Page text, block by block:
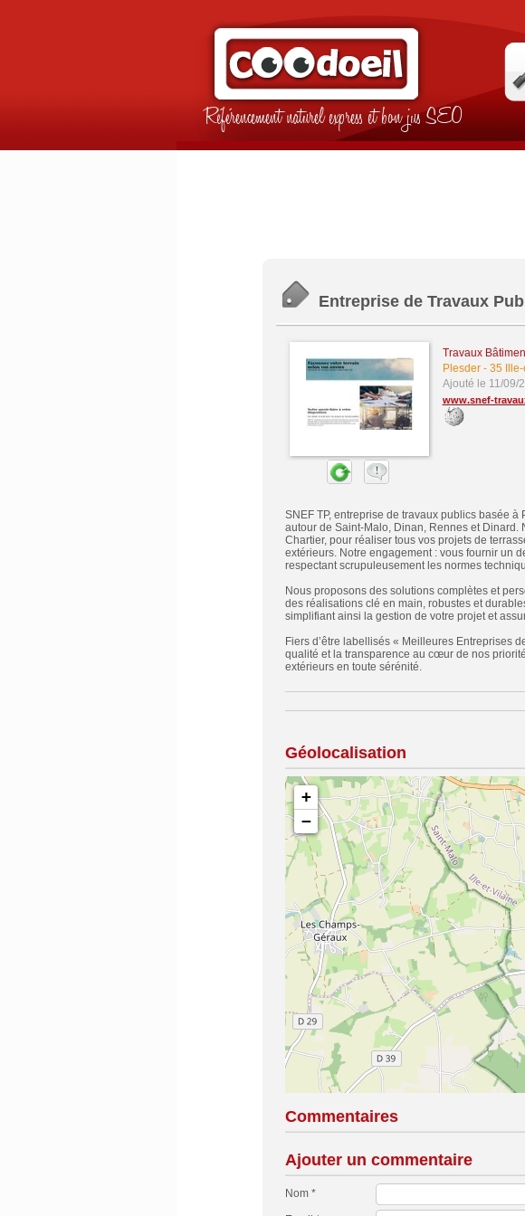
Référencement naturel express et bon jus SEO
Entreprise de Travaux
Travaux
Plesder- 35
Ajouté le 11/09/
www.snef-
SNEF TP, entreprise de travaux publics basée à
autour de Saint-Malo, Dinan, Rennes et
Chartier, pour réaliser tous vos projets de
extérieurs. Notre engagement : vous fournir un
respectant scrupuleusement les normes
Nous proposons des solutions complètes et
des réalisations clé en main, robustes et
simplifiant ainsi la gestion de votre projet et
Fiers d’être labellisés « Meilleures Entreprises
qualité et la transparence au cœur de nos
extérieurs en toute sérénité.
Géolocalisation
+
−
Commentaires
Ajouter un commentaire
Nom *